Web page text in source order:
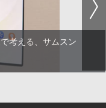
考える、サムスン